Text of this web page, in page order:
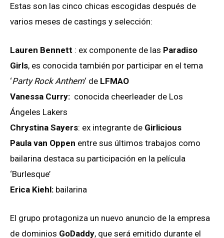
Estas son las cinco chicas escogidas después de
varios meses de castings y selección:
Lauren Bennett : ex componente de las Paradiso
Girls, es conocida también por participar en el tema
‘Party Rock Anthem‘ de LFMAO
Vanessa Curry: conocida cheerleader de Los
Ángeles Lakers
Chrystina Sayers: ex integrante de Girlicious
Paula van Oppen entre sus últimos trabajos como
bailarina destaca su participación en la película
‘Burlesque’
Erica Kiehl: bailarina
El grupo protagoniza un nuevo anuncio de la empresa
de dominios GoDaddy, que será emitido durante el